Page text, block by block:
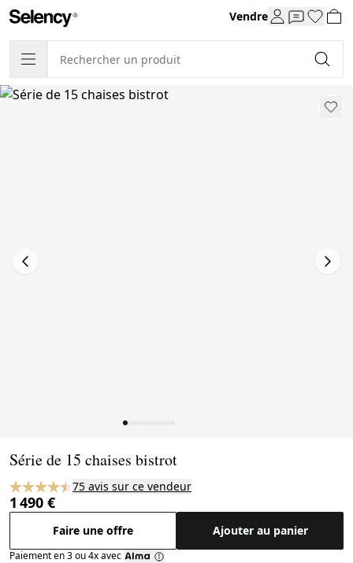
Vendre
Série de 15 chaises bistrot
75 avis sur ce vendeur
1 490 €
Faire une offre Ajouter au panier
Paiement en 3 ou 4x avec